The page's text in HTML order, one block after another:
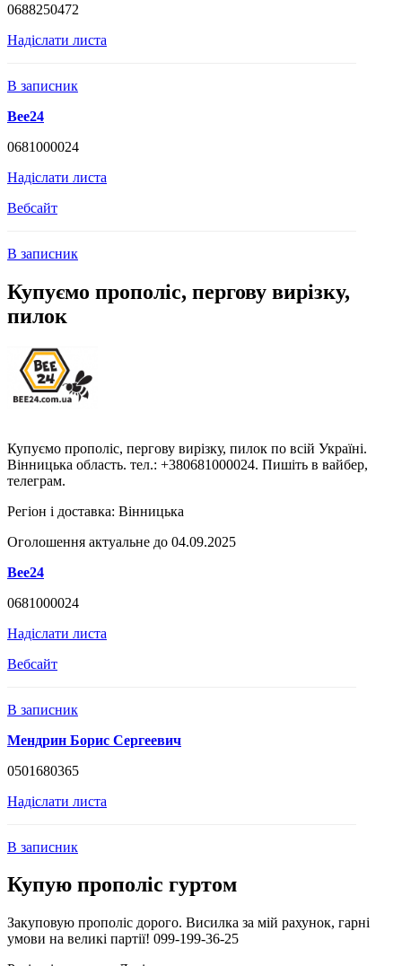
0688250472
Надіслати листа
В записник
Bee24
0681000024
Надіслати листа
Вебсайт
В записник
Купуємо прополіс, пергову вирізку,
пилок
Купуємо прополіс, пергову вирізку, пилок по всій Україні.
Вінницька область. тел.: +380681000024. Пишіть в вайбер,
телеграм.
Регіон і доставка: Вінницька
Оголошення актуальне до 04.09.2025
Bee24
0681000024
Надіслати листа
Вебсайт
В записник
Мендрин Борис Сергеевич
0501680365
Надіслати листа
В записник
Купую прополіс гуртом
Закуповую прополіс дорого. Висилка за мій рахунок, гарні
умови на великі партії! 099-199-36-25